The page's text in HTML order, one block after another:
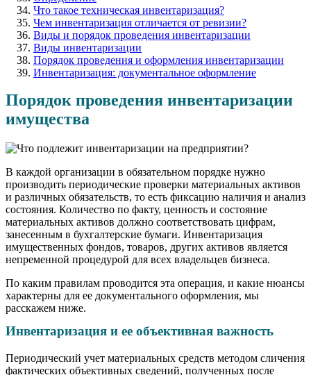
Что такое техническая инвентаризация?
Чем инвентаризация отличается от ревизии?
Виды и порядок проведения инвентаризации
Виды инвентаризации
Порядок проведения и оформления инвентаризации
Инвентаризация: документальное оформление
Порядок проведения инвентаризации
имущества
В каждой организации в обязательном порядке нужно
производить периодические проверки материальных активов
и различных обязательств, то есть фиксацию наличия и анализ
состояния. Количество по факту, ценность и состояние
материальных активов должно соответствовать цифрам,
занесенным в бухгалтерские бумаги. Инвентаризация
имущественных фондов, товаров, других активов является
непременной процедурой для всех владельцев бизнеса.
По каким правилам проводится эта операция, и какие нюансы
характерны для ее документального оформления, мы
расскажем ниже.
Инвентаризация и ее объективная важность
Периодический учет материальных средств методом сличения
фактических объективных сведений, полученных после